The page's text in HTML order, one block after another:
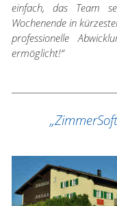
einfach, das Team
Wochenende in
professionelle
ermöglicht!“